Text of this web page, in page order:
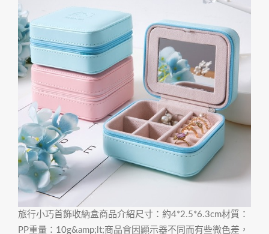
旅行小巧首飾收納盒商品介紹尺寸：約4*2.5*6.3cm材質：
PP重量：10g&amp;lt;商品會因顯示器不同而有些微色差，